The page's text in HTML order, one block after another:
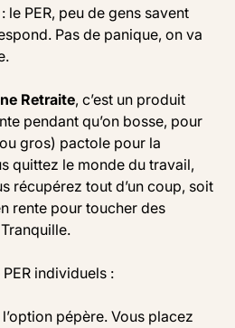
le PER, peu de gens savent
Pas de panique, on va
Retraite, c’est un produit
pendant qu’on bosse, pour
gros) pactole pour la
quittez le monde du travail,
récupérez tout d’un coup, soit
rente pour toucher des
individuels :
l’option pépère. Vous placez